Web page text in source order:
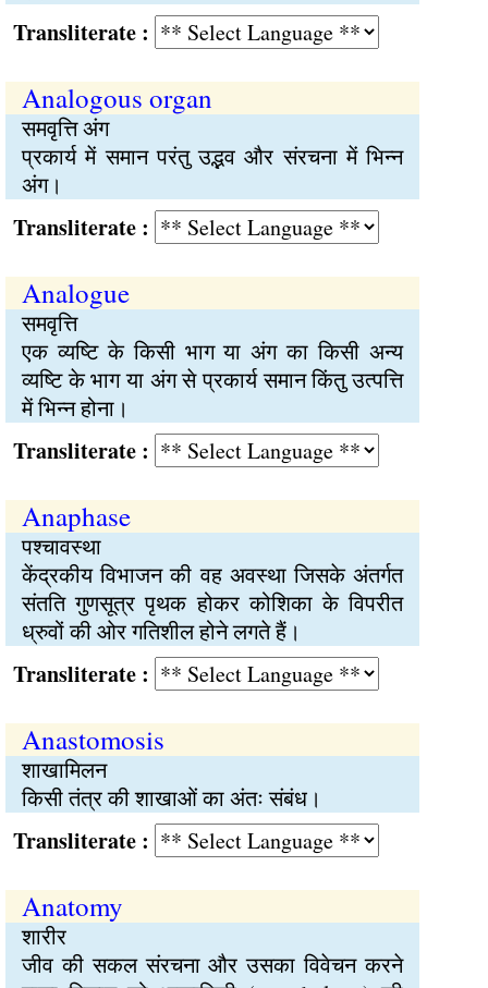
:
Analogous organ
समवृत्ति अंग
प्रकार्य में समान परंतु उद्भव और संरचना में भिन्न
अंग।
:
Analogue
समवृत्ति
एक व्यष्टि के किसी भाग या अंग का किसी अन्य
व्यष्टि के भाग या अंग से प्रकार्य समान किंतु उत्पत्ति
में भिन्न होना।
:
Anaphase
पश्चावस्था
केंद्रकीय विभाजन की वह अवस्था जिसके अंतर्गत
संतति गुणसूत्र पृथक होकर कोशिका के विपरीत
ध्रुवों की ओर गतिशील होने लगते हैं।
:
Anastomosis
शाखामिलन
किसी तंत्र की शाखाओं का अंतः संबंध।
:
Anatomy
शारीर
जीव की सकल संरचना और उसका विवेचन करने